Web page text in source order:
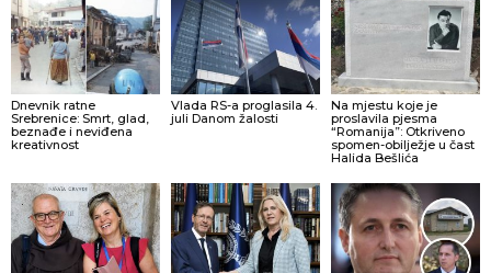
Dnevnik ratne
Srebrenice: Smrt, glad,
beznađe i neviđena
kreativnost
Vlada RS-a proglasila 4.
juli Danom žalosti
Na mjestu koje je
proslavila pjesma
“Romanija”: Otkriveno
spomen-obilježje u čast
Halida Bešlića